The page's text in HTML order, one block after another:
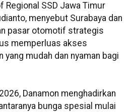
Regional SSD Jawa Timur
menyebut Surabaya dan
pasar otomotif strategis
memperluas akses
yang mudah dan nyaman bagi
Danamon menghadirkan
bunga spesial mulai